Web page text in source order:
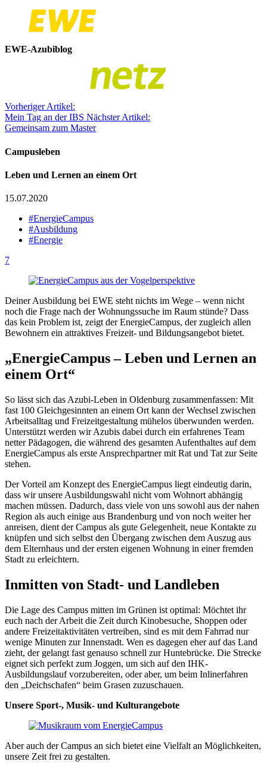
EWE-Azubiblog
Vorheriger Artikel:
Mein Tag an der IBS Nächster Artikel:
Gemeinsam zum Master
Campusleben
Leben und Lernen an einem Ort
15.07.2020
#EnergieCampus
#Ausbildung
#Energie
7
Deiner Ausbildung bei EWE steht nichts im Wege – wenn nicht
noch die Frage nach der Wohnungssuche im Raum stünde? Dass
das kein Problem ist, zeigt der EnergieCampus, der zugleich allen
Bewohnern ein attraktives Freizeit- und Bildungsangebot bietet.
„EnergieCampus – Leben und Lernen an
einem Ort“
So lässt sich das Azubi-Leben in Oldenburg zusammenfassen: Mit
fast 100 Gleichgesinnten an einem Ort kann der Wechsel zwischen
Arbeitsalltag und Freizeitgestaltung mühelos überwunden werden.
Unterstützt werden wir Azubis dabei durch ein erfahrenes Team
netter Pädagogen, die während des gesamten Aufenthaltes auf dem
EnergieCampus als erste Ansprechpartner mit Rat und Tat zur Seite
stehen.
Der Vorteil am Konzept des EnergieCampus liegt eindeutig darin,
dass wir unsere Ausbildungswahl nicht vom Wohnort abhängig
machen müssen. Dadurch, dass viele von uns sowohl aus der nahen
Region als auch einige aus Brandenburg und von noch weiter her
anreisen, dient der Campus als gute Gelegenheit, neue Kontakte zu
knüpfen und sich selbst den Übergang zwischen dem Auszug aus
dem Elternhaus und der ersten eigenen Wohnung in einer fremden
Stadt zu erleichtern.
Inmitten von Stadt- und Landleben
Die Lage des Campus mitten im Grünen ist optimal: Möchtet ihr
euch nach der Arbeit die Zeit durch Kinobesuche, Shoppen oder
andere Freizeitaktivitäten vertreiben, sind es mit dem Fahrrad nur
wenige Minuten zur Innenstadt. Wen es dagegen eher auf das Land
zieht, der gelangt fast genauso schnell zur Huntebrücke. Die Strecke
eignet sich perfekt zum Joggen, um sich auf den IHK-
Ausbildungslauf vorzubereiten, oder aber, um beim Inlinerfahren
den „Deichschafen“ beim Grasen zuzuschauen.
Unsere Sport-, Musik- und Kulturangebote
Aber auch der Campus an sich bietet eine Vielfalt an Möglichkeiten,
unsere Zeit frei zu gestalten.